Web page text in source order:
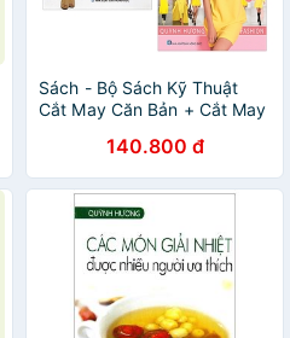
Sách - Bộ Sách Kỹ Thuật
Cắt May Căn Bản + Cắt May
Áo, Thời Trang Nữ (Bộ 2
Cuốn)
140.800 đ